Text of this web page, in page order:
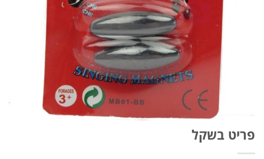
פריט בשקל